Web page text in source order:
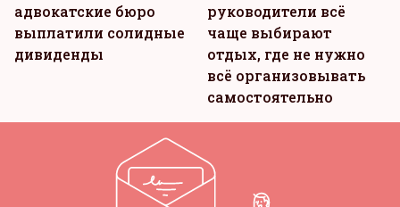
адвокатские бюро
выплатили солидные
дивиденды
руководители всё
чаще выбирают
отдых, где не нужно
всё организовывать
самостоятельно